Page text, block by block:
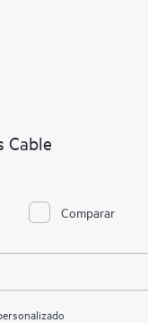
Cable
Comparar